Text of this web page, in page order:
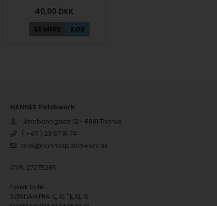
40,00 DKK
SE MERE KØB
HANNES Patchwork
Jernbanegade 12 - 8881 Thorsø
( +45 ) 29 87 10 74
mail@hannespatchwork.dk
CVR: 27275265
Fysisk butik:
SØNDAG FRA KL 10 TIL KL 15